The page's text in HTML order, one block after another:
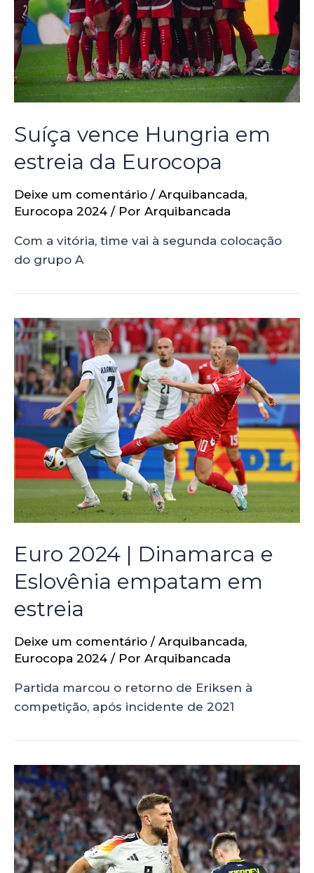
Suíça vence Hungria em
estreia da Eurocopa
Deixe um comentário / Arquibancada,
Eurocopa 2024 / Por Arquibancada
Com a vitória, time vai à segunda colocação
do grupo A
Euro 2024 | Dinamarca e
Eslovênia empatam em
estreia
Deixe um comentário / Arquibancada,
Eurocopa 2024 / Por Arquibancada
Partida marcou o retorno de Eriksen à
competição, após incidente de 2021